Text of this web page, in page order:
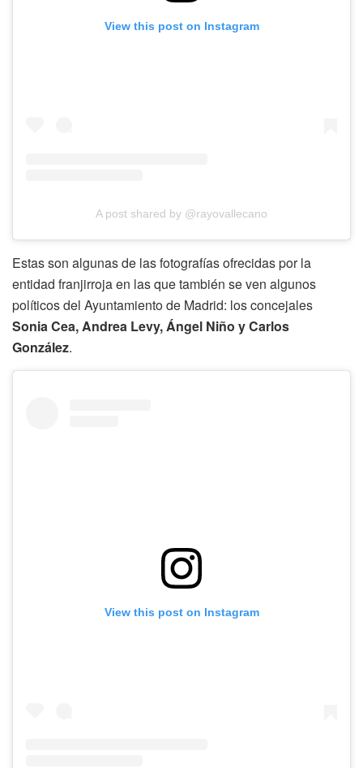
View this post on Instagram
A post shared by @rayovallecano
Estas son algunas de las fotografías ofrecidas por la
entidad franjirroja en las que también se ven algunos
políticos del Ayuntamiento de Madrid: los concejales
Sonia Cea, Andrea Levy, Ángel Niño y Carlos
González.
View this post on Instagram